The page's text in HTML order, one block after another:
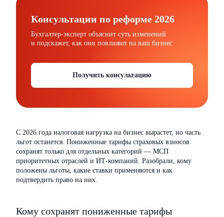
Консультации по реформе 2026
Бухгалтер-эксперт объяснит суть изменений
и подскажет, как они повлияют на ваш бизнес
Получить консультацию
С 2026 года налоговая нагрузка на бизнес вырастет, но часть
льгот останется. Пониженные тарифы страховых взносов
сохранят только для отдельных категорий — МСП
приоритетных отраслей и ИТ-компаний. Разобрали, кому
положены льготы, какие ставки применяются и как
подтвердить право на них.
Кому сохранят пониженные тарифы